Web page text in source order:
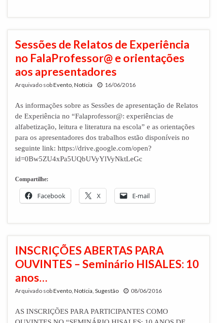
Sessões de Relatos de Experiência
no FalaProfessor@ e orientações
aos apresentadores
Arquivado sobEvento Notícia 16/06/2016
As informações sobre as Sessões de apresentação de Relatos
de Experiência no “Falaprofessor@: experiências de
alfabetização, leitura e literatura na escola” e as orientações
para os apresentadores dos trabalhos estão disponíveis no
seguinte link: https://drive.google.com/open?
id=0Bw5ZU4xPa5UQbUVyYlVyNktLeGc
Compartilhe:
Facebook X E-mail
INSCRIÇÕES ABERTAS PARA
OUVINTES – Seminário HISALES: 10
anos…
Arquivado sobEvento, Notícia, Sugestão 08/06/2016
AS INSCRIÇÕES PARA PARTICIPANTES COMO